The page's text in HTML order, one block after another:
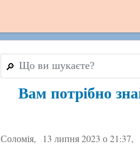
🔎
Вам потрібно
Соломія, 13 липня 2023 о 21:37,